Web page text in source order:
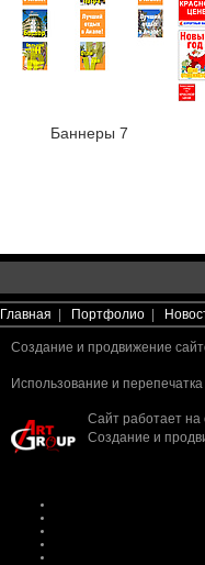
Баннеры 7
Главная Портфолио
Создание и продвижение
Использование и
Сайт работает на
Создание и